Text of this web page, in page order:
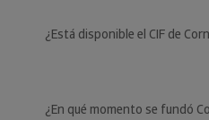
¿Está disponible el CIF de
¿En qué momento se fundó